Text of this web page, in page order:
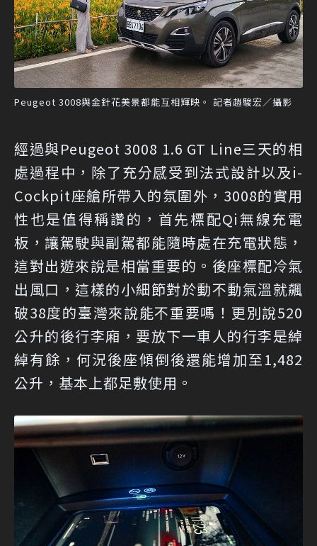
Peugeot 3008與金針花美景都能互相輝映。 記者趙駿宏／攝影
經過與Peugeot 3008 1.6 GT Line三天的相
處過程中，除了充分感受到法式設計以及i-
Cockpit座艙所帶入的氛圍外，3008的實用
性也是值得稱讚的，首先標配Qi無線充電
板，讓駕駛與副駕都能隨時處在充電狀態，
這對出遊來說是相當重要的。後座標配冷氣
出風口，這樣的小細節對於動不動氣溫就飆
破38度的臺灣來說能不重要嗎！更別說520
公升的後行李廂，要放下一車人的行李是綽
綽有餘，何況後座傾倒後還能增加至1,482
公升，基本上都足敷使用。